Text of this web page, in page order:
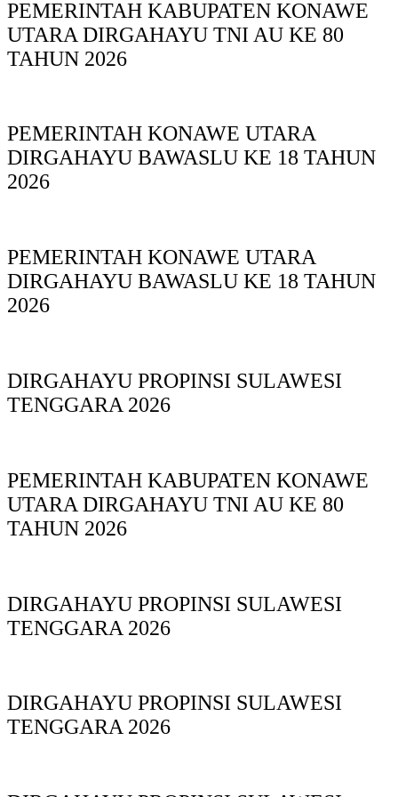
PEMERINTAH KABUPATEN KONAWE
UTARA DIRGAHAYU TNI AU KE 80
TAHUN 2026
PEMERINTAH KONAWE UTARA
DIRGAHAYU BAWASLU KE 18 TAHUN
2026
PEMERINTAH KONAWE UTARA
DIRGAHAYU BAWASLU KE 18 TAHUN
2026
DIRGAHAYU PROPINSI SULAWESI
TENGGARA 2026
PEMERINTAH KABUPATEN KONAWE
UTARA DIRGAHAYU TNI AU KE 80
TAHUN 2026
DIRGAHAYU PROPINSI SULAWESI
TENGGARA 2026
DIRGAHAYU PROPINSI SULAWESI
TENGGARA 2026